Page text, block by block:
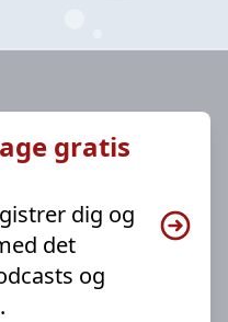
gratis
dig og
det
og